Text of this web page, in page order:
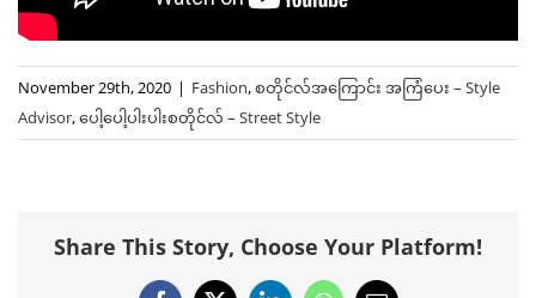
November 29th, 2020 | Fashion,စတိုင်လ်အကြောင်း အကြံပေး – Style
Advisor,ပေါ့ပေါ့ပါးပါးစတိုင်လ် – Street Style
Share This Story, Choose Your Platform!